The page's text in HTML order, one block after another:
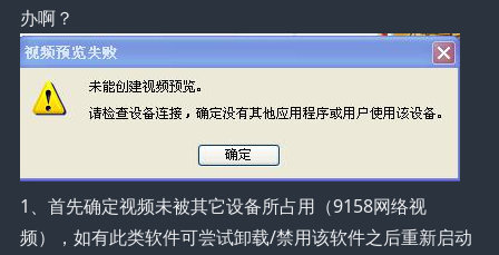
办啊？
1、首先确定视频未被其它设备所占用（9158网络视
频），如有此类软件可尝试卸载/禁用该软件之后重新启动